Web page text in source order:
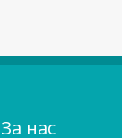
За нас